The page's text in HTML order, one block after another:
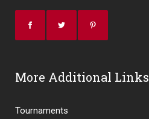
More Additional Links
Tournaments